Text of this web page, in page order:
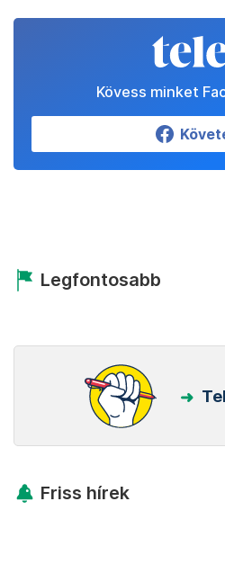
Kövess minket
Legfontosabb
Friss hírek